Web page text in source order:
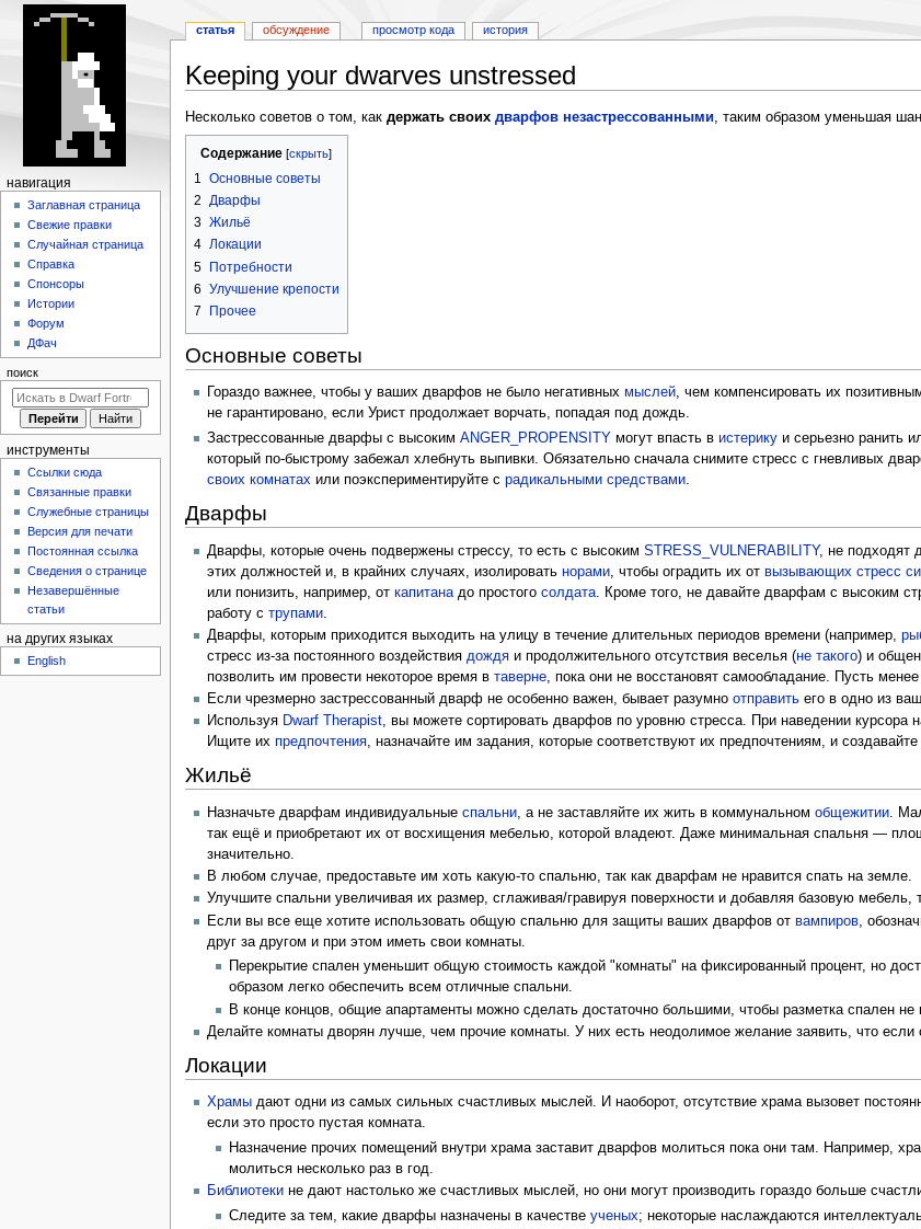
Keeping your dwarves unstressed
Перейти
к
навигации
Перейти
к
поиску
Несколько советов о том, как держать своих дварфов незастрессованными, таким образом уменьшая
Содержание
1
Основные советы
2 Дварфы
3 Жильё
4 Локации
5 Потребности
6 Улучшение крепости
7
Прочее
Основные советы
Гораздо важнее, чтобы у ваших дварфов не было негативных мыслей, чем компенсировать их
не гарантировано, если Урист продолжает ворчать, попадая под дождь.
Застрессованные дварфы с высоким ANGER_PROPENSITY могут впасть в истерикуи серьезно ранить
который по-быстрому забежал хлебнуть выпивки. Обязательно сначала снимите стресс с гневливых
своих комнатахили поэкспериментируйте с радикальными средствами.
Дварфы
Дварфы, которые очень подвержены стрессу, то есть с высоким STRESS_VULNERABILITY, не подходят
этих должностей и, в крайних случаях, изолировать норами, чтобы оградить их от вызывающих стресс
или понизить, например, от капитанадо простого солдата. Кроме того, не давайте дварфам с высоким
работу с трупами.
Дварфы, которым приходится выходить на улицу в течение длительных периодов времени (например,
стресс из-за постоянного воздействия дождяи продолжительного отсутствия веселья (не такого) и
позволить им провести некоторое время в таверне, пока они не восстановят самообладание. Пусть
Если чрезмерно застрессованный дварф не особенно важен, бывает разумно отправитьего в одно из
Используя Dwarf Therapist, вы можете сортировать дварфов по уровню стресса. При наведении
Ищите их предпочтения, назначайте им задания, которые соответствуют их предпочтениям, и
Жильё
Назначьте дварфам индивидуальные спальни, а не заставляйте их жить в коммунальном общежитии.
так ещё и приобретают их от восхищения мебелью, которой владеют. Даже минимальная спальня —
значительно.
В любом случае, предоставьте им хоть какую-то спальню, так как дварфам не нравится спать на земле.
Улучшите спальни увеличивая их размер, сглаживая/гравируя поверхности и добавляя базовую мебель,
Если вы все еще хотите использовать общую спальню для защиты ваших дварфов от вампиров,
друг за другом и при этом иметь свои комнаты.
Перекрытие спален уменьшит общую стоимость каждой "комнаты" на фиксированный процент, но
образом легко обеспечить всем отличные спальни.
В конце концов, общие апартаменты можно сделать достаточно большими, чтобы разметка спален не
Делайте комнаты дворян лучше, чем прочие комнаты. У них есть неодолимое желание заявить, что
Локации
Храмыдают одни из самых сильных счастливых мыслей. И наоборот, отсутствие храма вызовет
если это просто пустая комната.
Назначение прочих помещений внутри храма заставит дварфов молиться пока они там. Например,
молиться несколько раз в год.
Библиотекине дают настолько же счастливых мыслей, но они могут производить гораздо больше
Следите за тем, какие дварфы назначены в качествеученых; некоторые наслаждаются
Н
и
я
статья обсуждение просмотр кода история
навигация
Заглавная страница
Свежие правки
Случайная страница
Справка
Спонсоры
Истории
Форум
ДФач
поиск
инструменты
Ссылки сюда
Связанные правки
Служебные страницы
Версия для печати
Постоянная ссылка
Сведения о странице
Незавершённые
статьи
на других языках
English